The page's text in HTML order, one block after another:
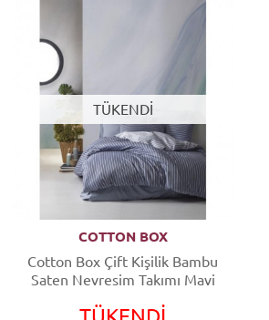
TÜKENDİ
COTTON BOX
Cotton Box Çift Kişilik Bambu
Saten Nevresim Takımı Mavi